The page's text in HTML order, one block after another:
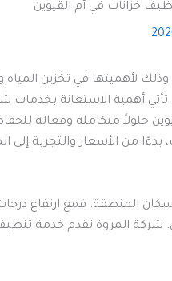
خزانات في أم القيوين
لأهميتها في تخزين
تأتي أهمية الاستعانة بخدمات
حلولاً متكاملة وفعالة
من الأسعار والتجربة إلى
المنطقة. فمع ارتفاع
شركة المروة تقدم خدمة